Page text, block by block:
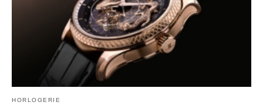
HORLOGERIE